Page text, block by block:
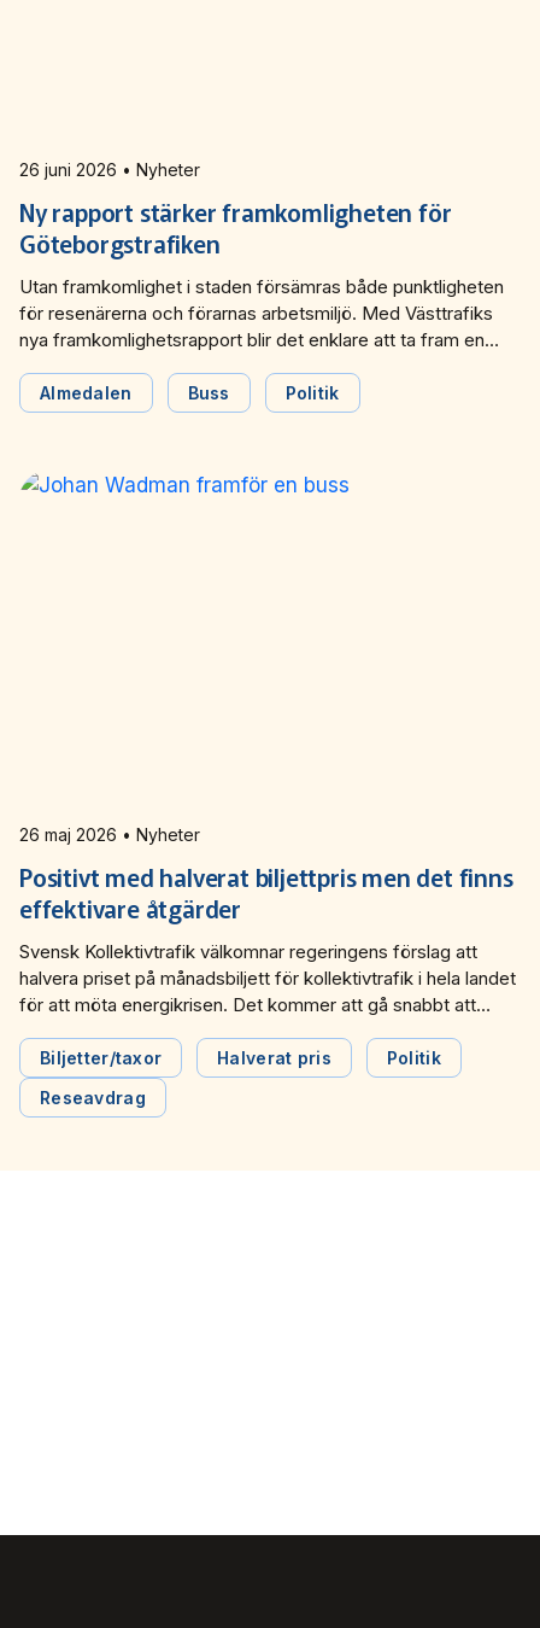
26 juni 2026 • Nyheter
Ny rapport stärker framkomligheten för
Göteborgstrafiken
Utan framkomlighet i staden försämras både punktligheten
för resenärerna och förarnas arbetsmiljö. Med Västtrafiks
nya framkomlighetsrapport blir det enklare att ta fram en
lösa effektivare. De berättade Västtrafik om under ett
seminarium under Almedalsveckan.
Almedalen Buss Politik
26 maj 2026 • Nyheter
Positivt med halverat biljettpris men det finns
effektivare åtgärder
Svensk Kollektivtrafik välkomnar regeringens förslag att
halvera priset på månadsbiljett för kollektivtrafik i hela landet
för att möta energikrisen. Det kommer att gå snabbt att
få stor betydelse för ekonomiskt utsatta grupper,
exempelvis låginkomsttagare utan bil. Men det finns andra
effektiva åtgärder att genomföra, som att […]
Biljetter/taxor Halverat pris
Politik
Reseavdrag